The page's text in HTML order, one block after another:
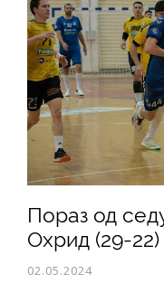
Пораз од
Охрид (29-22)
02.05.2024